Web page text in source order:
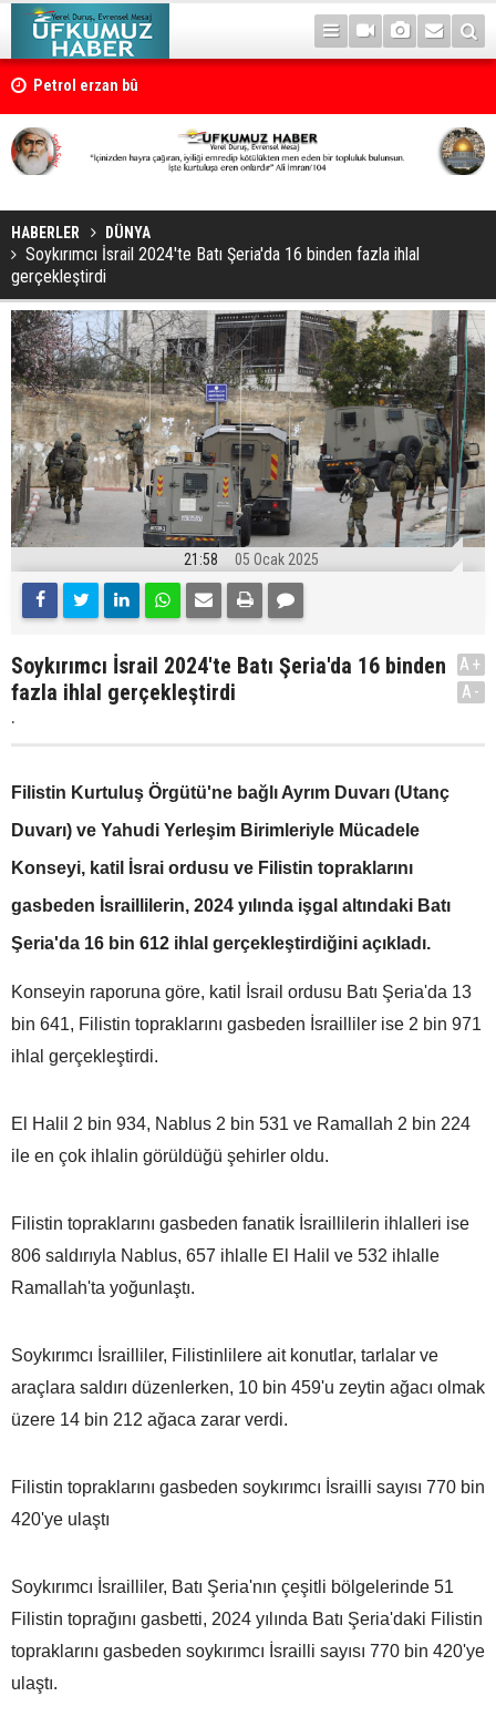
Petrol erzan bû
HABERLER DÜNYA
Soykırımcı İsrail 2024'te Batı Şeria'da 16 binden fazla ihlal
gerçekleştirdi
21:58 05 Ocak 2025
Soykırımcı İsrail 2024'te Batı Şeria'da 16 binden
fazla ihlal gerçekleştirdi
.
A+
A-
Filistin Kurtuluş Örgütü'ne bağlı Ayrım Duvarı (Utanç
Duvarı) ve Yahudi Yerleşim Birimleriyle Mücadele
Konseyi, katil İsrai ordusu ve Filistin topraklarını
gasbeden İsraillilerin, 2024 yılında işgal altındaki Batı
Şeria'da 16 bin 612 ihlal gerçekleştirdiğini açıkladı.
Konseyin raporuna göre, katil İsrail ordusu Batı Şeria'da 13
bin 641, Filistin topraklarını gasbeden İsrailliler ise 2 bin 971
ihlal gerçekleştirdi.
El Halil 2 bin 934, Nablus 2 bin 531 ve Ramallah 2 bin 224
ile en çok ihlalin görüldüğü şehirler oldu.
Filistin topraklarını gasbeden fanatik İsraillilerin ihlalleri ise
806 saldırıyla Nablus, 657 ihlalle El Halil ve 532 ihlalle
Ramallah'ta yoğunlaştı.
Soykırımcı İsrailliler, Filistinlilere ait konutlar, tarlalar ve
araçlara saldırı düzenlerken, 10 bin 459'u zeytin ağacı olmak
üzere 14 bin 212 ağaca zarar verdi.
Filistin topraklarını gasbeden soykırımcı İsrailli sayısı 770 bin
420'ye ulaştı
Soykırımcı İsrailliler, Batı Şeria'nın çeşitli bölgelerinde 51
Filistin toprağını gasbetti, 2024 yılında Batı Şeria'daki Filistin
topraklarını gasbeden soykırımcı İsrailli sayısı 770 bin 420'ye
ulaştı.